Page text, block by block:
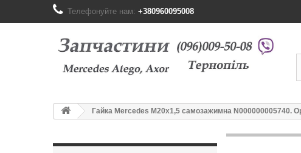
Телефонуйте нам: +380960095008
Гайка Mercedes M20x1,5 самозажимна N000000005740.